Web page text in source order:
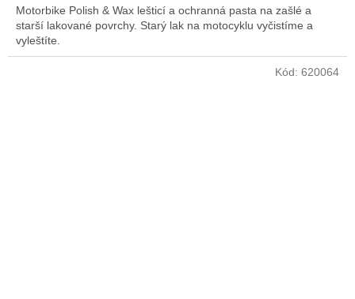
Motorbike Polish & Wax lešticí a ochranná pasta na zašlé a
starší lakované povrchy. Starý lak na motocyklu vyčistíme a
vyleštíte.
Kód: 620064